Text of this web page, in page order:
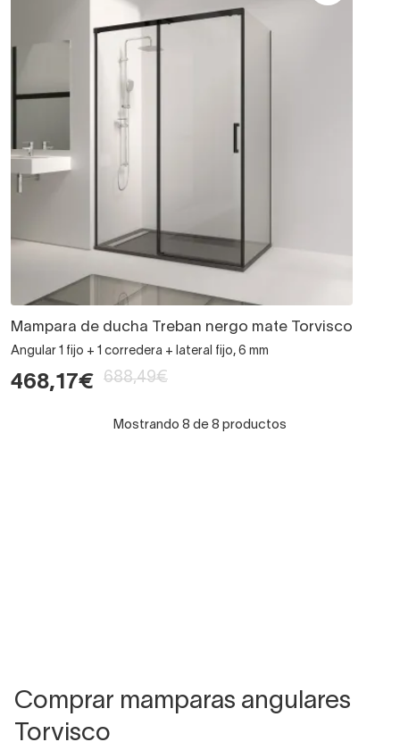
Mampara de ducha Treban nergo mate Torvisco
Angular 1 fijo + 1 corredera + lateral fijo, 6 mm
468,17€ 688,49€
Mostrando 8 de 8 productos
Comprar mamparas angulares
Torvisco